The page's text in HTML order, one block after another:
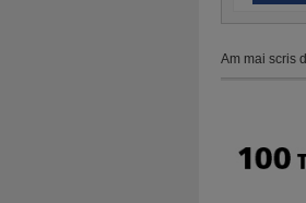
Am mai scris